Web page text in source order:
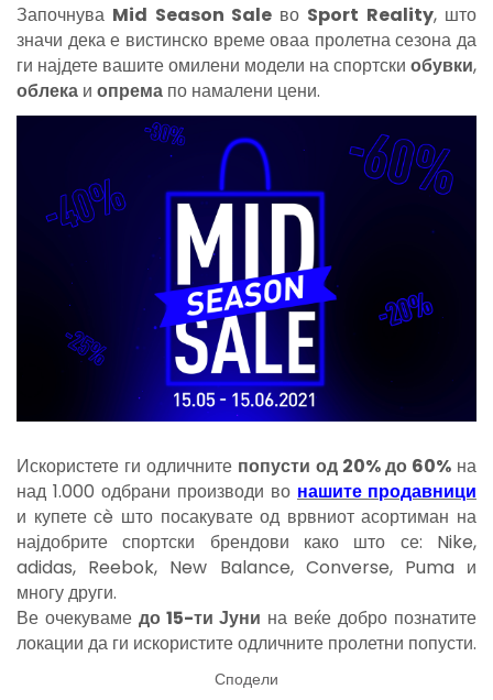
Започнува Mid Season Saleво Sport Reality, што
значи дека е вистинско време оваа пролетна сезона да
ги најдете вашите омилени модели на спортски обувки,
облека и опрема по намалени цени.
Искористете ги одличните попусти од 20% до 60%на
над 1.000 одбрани производи во нашите продавници
и купете сè што посакувате од врвниот асортиман на
најдобрите спортски брендови како што се: Nike,
adidas, Reebok, New Balance, Converse, Puma и
многу други.
Ве очекуваме до 15-ти Јуни на веќе добро познатите
локации да ги искористите одличните пролетни попусти.
Сподели